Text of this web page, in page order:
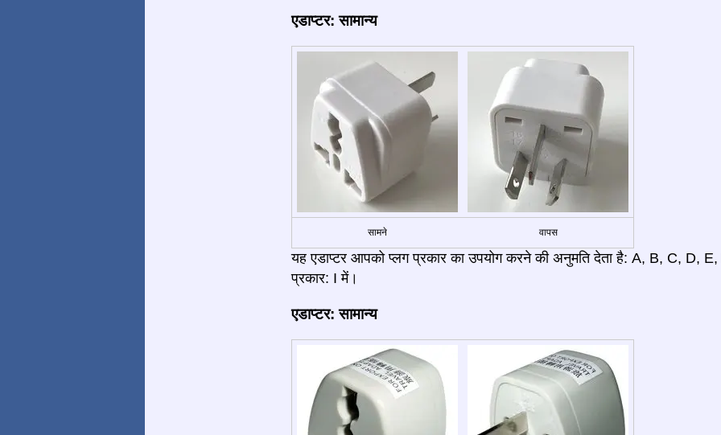
एडाप्टर: सामान्य
सामने वापस
यह एडाप्टर आपको प्लग प्रकार का उपयोग करने की अनुमति देता है: A, B, C,
प्रकार: I में।
एडाप्टर: सामान्य